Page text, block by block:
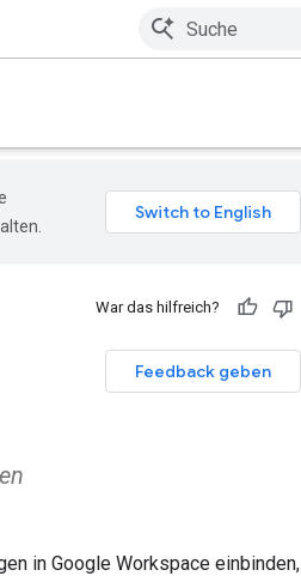
War das hilfreich?
Feedback geben
in Google Workspace einbinden,